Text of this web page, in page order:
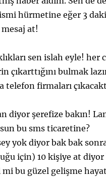
hürmetine eğer 3
at!
sen islah eyle!
çıkarttığını bulmak
telefon firmaları
diyor şerefize bakın!
bu sms ticaretine?
yok diyor bak bak
için) 10 kişiye at
bu güzel gelişme